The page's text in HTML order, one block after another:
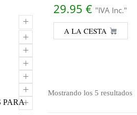
+
+
+
+
+
+
+
PARA
29.95 € "IVA Inc."
A LA CESTA
Mostrando los 5 resultados